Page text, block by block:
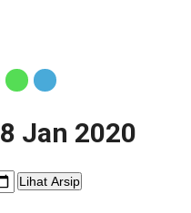
Jan 2020
Lihat Arsip